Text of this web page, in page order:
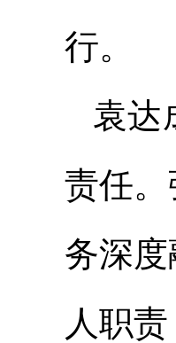
行。
袁达
责任
务深
人职